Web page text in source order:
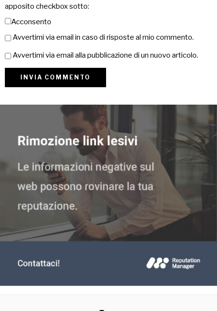
apposito checkbox sotto:
Acconsento
Avvertimi via email in caso di risposte al mio commento.
Avvertimi via email alla pubblicazione di un nuovo articolo.